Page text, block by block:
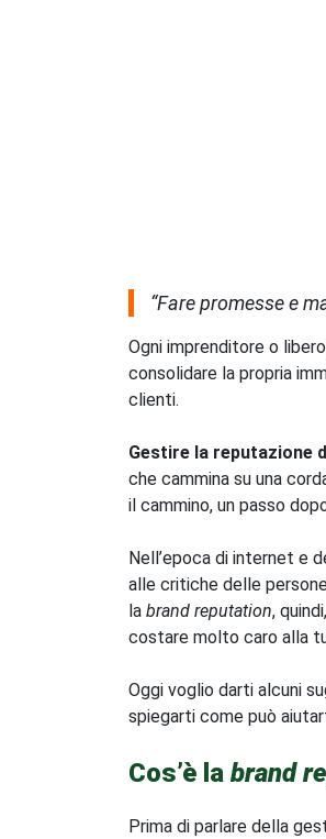
“Fare promesse e
Ogni imprenditore o
consolidare la propria
clienti.
Gestire la reputazione
che cammina su una
il cammino, un passo
Nell’epoca di internet e
alle critiche delle
la brand reputation,
costare molto caro alla
Oggi voglio darti alcuni
spiegarti come può
Cos’è la brand
Prima di parlare della